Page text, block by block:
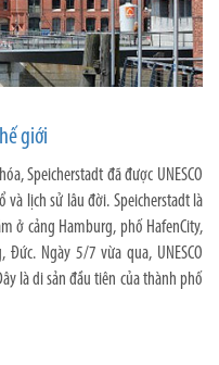
giới
Speicherstadt đã được UNESCO
lịch sử lâu đời. Speicherstadt là
ở cảng Hamburg, phố HafenCity,
Ngày 5/7 vừa qua, UNESCO
là di sản đầu tiên của thành phố